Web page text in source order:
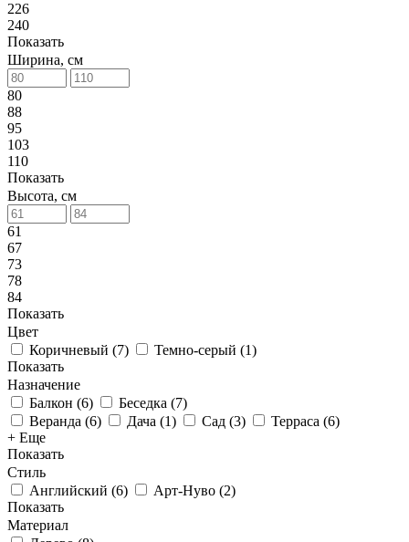
226
240
Показать
Ширина, см
80
88
95
103
110
Показать
Высота, см
61
67
73
78
84
Показать
Цвет
Коричневый (7) Темно-серый (1)
Показать
Назначение
Балкон (6) Беседка (7)
Веранда (6) Дача (1) Сад (3) Терраса (6)
+ Еще
Показать
Стиль
Английский (6) Арт-Нуво (2)
Показать
Материал